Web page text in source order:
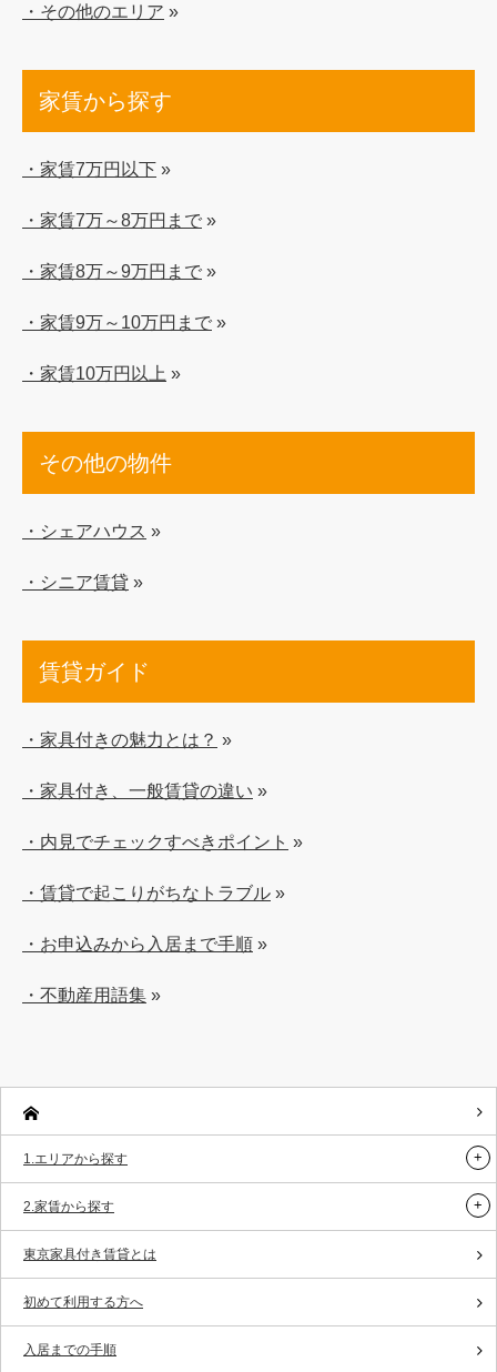
・その他のエリア »
家賃から探す
・家賃7万円以下 »
・家賃7万～8万円まで »
・家賃8万～9万円まで »
・家賃9万～10万円まで »
・家賃10万円以上 »
その他の物件
・シェアハウス »
・シニア賃貸 »
賃貸ガイド
・家具付きの魅力とは？ »
・家具付き、一般賃貸の違い »
・内見でチェックすべきポイント »
・賃貸で起こりがちなトラブル »
・お申込みから入居まで手順 »
・不動産用語集 »
1.エリアから探す
2.家賃から探す
東京家具付き賃貸とは
初めて利用する方へ
入居までの手順